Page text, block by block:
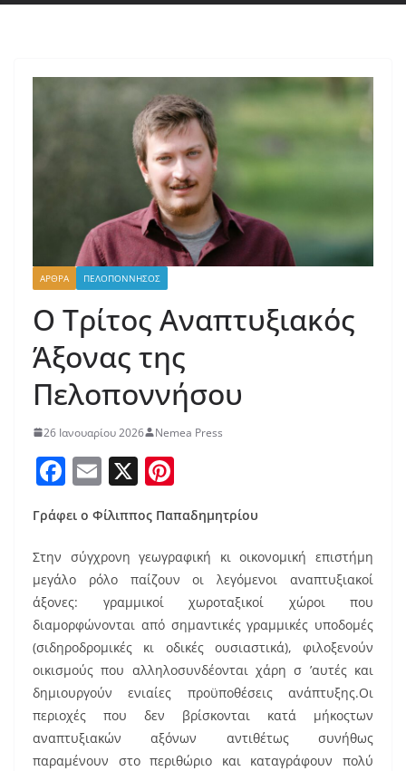
ΑΡΘΡΑ ΠΕΛΟΠΟΝΝΗΣΟΣ
Ο Τρίτος Αναπτυξιακός
Άξονας της
Πελοποννήσου
26 Ιανουαρίου 2026 Nemea Press
F
c
e
b
o
o
k
E
m
ai
l
X
nt
er
e
st
Γράφει ο Φίλιππος Παπαδημητρίου
Στην σύγχρονη γεωγραφική κι οικονομική επιστήμη
μεγάλο ρόλο παίζουν οι λεγόμενοι αναπτυξιακοί
άξονες: γραμμικοί χωροταξικοί χώροι που
διαμορφώνονται από σημαντικές γραμμικές υποδομές
(σιδηροδρομικές κι οδικές ουσιαστικά), φιλοξενούν
οικισμούς που αλληλοσυνδέονται χάρη σ ’αυτές και
δημιουργούν ενιαίες προϋποθέσεις ανάπτυξης.Οι
περιοχές που δεν βρίσκονται κατά μήκοςτων
αναπτυξιακών αξόνων αντιθέτως συνήθως
παραμένουν στο περιθώριο και καταγράφουν πολύ